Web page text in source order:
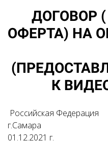
ДОГОВОР
ОФЕРТА) НА
К
Российская Федерация
г.Самара
01.12.2021 г.